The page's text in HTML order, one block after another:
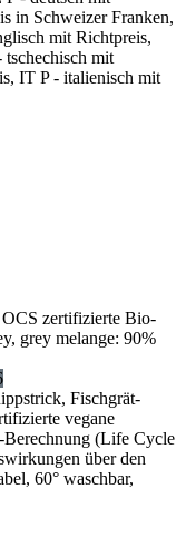
in Schweizer Franken,
mit Richtpreis,
mit
IT P - italienisch mit
OCS zertifizierte Bio-
grey melange: 90%
Fischgrät-
vegane
(Life Cycle
über den
60° waschbar,